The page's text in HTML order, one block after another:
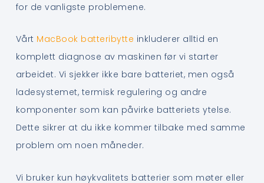
for de vanligste problemene.
Vårt MacBook batteribytte inkluderer alltid en
komplett diagnose av maskinen før vi starter
arbeidet. Vi sjekker ikke bare batteriet, men også
ladesystemet, termisk regulering og andre
komponenter som kan påvirke batteriets ytelse.
Dette sikrer at du ikke kommer tilbake med samme
problem om noen måneder.
Vi bruker kun høykvalitets batterier som møter eller